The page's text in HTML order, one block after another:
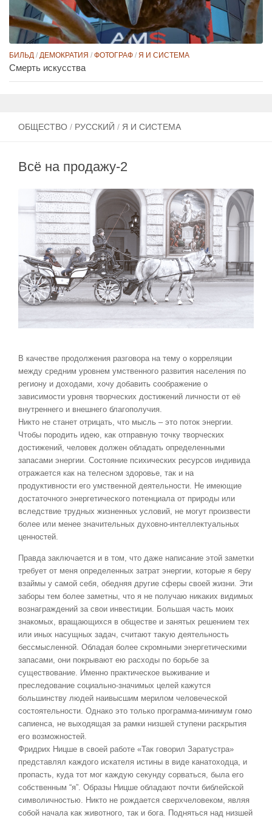
ОБЩЕСТВО / РУССКИЙ / Я И СИСТЕМА
Всё на продажу-2
В качестве продолжения разговора на тему о корреляции
между средним уровнем умственного развития населения по
региону и доходами, хочу добавить соображение о
зависимости уровня творческих достижений личности от её
внутреннего и внешнего благополучия.
Никто не станет отрицать, что мысль – это поток энергии.
Чтобы породить идею, как отправную точку творческих
достижений, человек должен обладать определенными
запасами энергии. Состояние психических ресурсов индивида
отражается как на телесном здоровье, так и на
продуктивности его умственной деятельности. Не имеющие
достаточного энергетического потенциала от природы или
вследствие трудных жизненных условий, не могут произвести
более или менее значительных духовно-интеллектуальных
ценностей.
Правда заключается и в том, что даже написание этой заметки
требует от меня определенных затрат энергии, которые я беру
взаймы у самой себя, обедняя другие сферы своей жизни. Эти
заборы тем более заметны, что я не получаю никаких видимых
вознаграждений за свои инвестиции. Большая часть моих
знакомых, вращающихся в обществе и занятых решением тех
или иных насущных задач, считают такую деятельность
бессмысленной. Обладая более скромными энергетическими
запасами, они покрывают ею расходы по борьбе за
существование. Именно практическое выживание и
преследование социально-значимых целей кажутся
большинству людей наивысшим мерилом человеческой
состоятельности. Однако это только программа-минимум гомо
сапиенса, не выходящая за рамки низшей ступени раскрытия
его возможностей.
Фридрих Ницше в своей работе «Так говорил Заратустра»
представлял каждого искателя истины в виде канатоходца, и
пропасть, куда тот мог каждую секунду сорваться, была его
собственным “я”. Образы Ницше обладают почти библейской
символичностью. Никто не рождается сверхчеловеком, являя
собой начала как животного, так и бога. Подняться над низшей
БИЛЬД / ДЕМОКРАТИЯ / ФОТОГРАФ / Я И СИСТЕМА
Смерть искусства